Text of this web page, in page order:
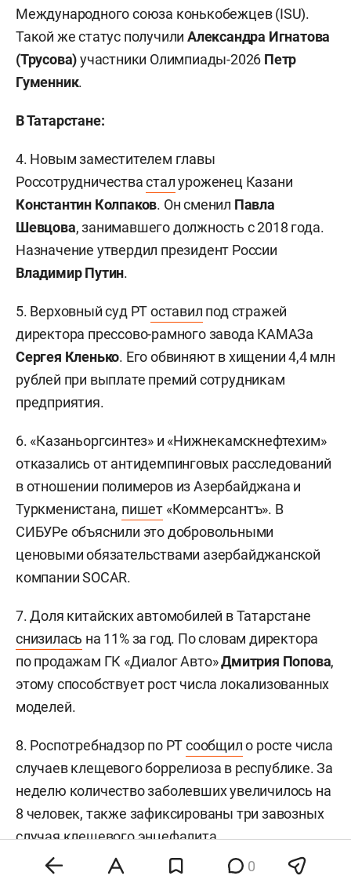
Международного союза конькобежцев (ISU).
Такой же статус получилиАлександра Игнатова
(Трусова)участники Олимпиады-2026 Петр
Гуменник.
В Татарстане:
4. Новым заместителем главы
Россотрудничествасталуроженец Казани
Константин Колпаков. Он сменил Павла
Шевцова, занимавшего должность с 2018 года.
Назначение утвердил президент России
Владимир Путин.
5. Верховный суд РТоставил под стражей
директора прессово-рамного завода КАМАЗа
Сергея Кленько. Его обвиняют в хищении 4,4 млн
рублей при выплате премий сотрудникам
предприятия.
6. «Казаньоргсинтез» и «Нижнекамскнефтехим»
отказались от антидемпинговых расследований
в отношении полимеров из Азербайджана и
Туркменистана, пишет «Коммерсантъ». В
СИБУРе объяснили это добровольными
ценовыми обязательствами азербайджанской
компании SOCAR.
7. Доля китайских автомобилей в Татарстане
снизилась на 11% за год. По словам директора
по продажам ГК «Диалог Авто»Дмитрия Попова,
этому способствует рост числа локализованных
моделей.
8. Роспотребнадзор по РТсообщило росте числа
случаев клещевого боррелиоза в республике. За
неделю количество заболевших увеличилось на
8 человек, также зафиксированы три завозных
случая клещевого энцефалита.
В России:
0